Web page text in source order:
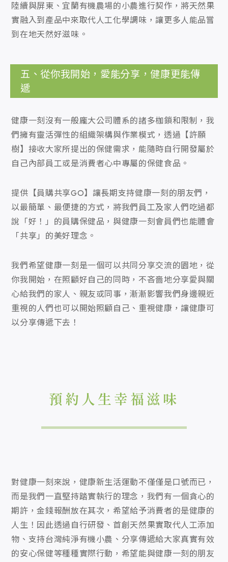
陸續與屏東、宜蘭有機農場的小農進行契作，將天然果
實融入到產品中來取代人工化學調味，讓更多人能品嘗
到在地天然好滋味。
五、從你我開始，愛能分享，健康更能傳
遞
健康一刻沒有一般龐大公司體系的諸多枷鎖和限制，我
們擁有靈活彈性的組織架構與作業模式，透過【許願
樹】接收大家所提出的保健需求，能隨時自行開發屬於
自己內部員工或是消費者心中專屬的保健食品。
提供【員購共享GO】讓長期支持健康一刻的朋友們，
以最簡單、最便捷的方式，將我們員工及家人們吃過都
說「好！」的員購保健品，與健康一刻會員們也能體會
「共享」的美好理念。
我們希望健康一刻是一個可以共同分享交流的園地，從
你我開始，在照顧好自己的同時，不吝嗇地分享愛與關
心給我們的家人、親友或同事，漸漸影響我們身邊親近
重視的人們也可以開始照顧自己、重視健康，讓健康可
以分享傳遞下去！
預約人生幸福滋味
對健康一刻來說，健康新生活運動不僅僅是口號而已，
而是我們一直堅持踏實執行的理念，我們有一個貪心的
期許，金錢報酬放在其次，希望給予消費者的是健康的
人生！因此透過自行研發、首創天然果實取代人工添加
物、支持台灣純淨有機小農、分享傳遞給大家真實有效
的安心保健等種種實際行動，希望能與健康一刻的朋友